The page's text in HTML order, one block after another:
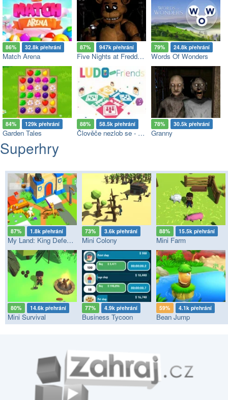
86% 32.8k přehrání
Match Arena
87% 947k přehrání
Five Nights at Freddy's
79% 24.8k přehrání
Words Of Wonders
84% 129k přehrání
Garden Tales
88% 58.5k přehrání
Člověče nezlob se - Multiplayer
78% 30.5k přehrání
Granny
Superhry
87% 1.8k přehrání
My Land: King Defender
73% 3.6k přehrání
Mini Colony
88% 15.5k přehrání
Mini Farm
80% 14.6k přehrání
Mini Survival
77% 4.9k přehrání
Business Tycoon
59% 4.1k přehrání
Bean Jump